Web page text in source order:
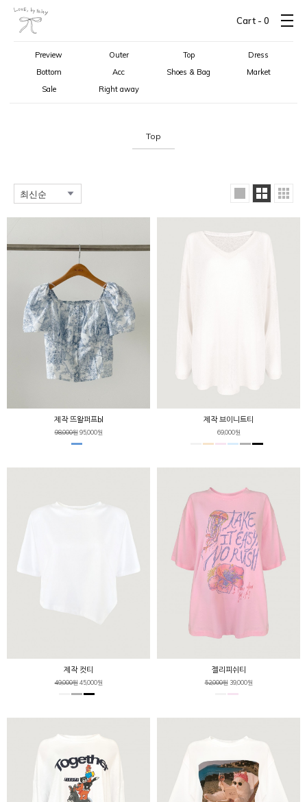
Cart - 0
Preview Outer Top
Dress
Bottom
Acc Shoes & Bag
Market
Sale
Right away
Top
제작 뜨왈퍼프bl
98,000원95,000원
제작 브이니트티
69,000원
제작 컷티
49,000원45,000원
젤리피쉬티
52,000원39,000원